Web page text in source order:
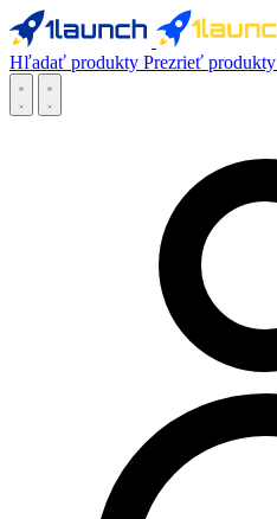
Hľadať produkty Prezrieť produkty